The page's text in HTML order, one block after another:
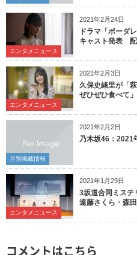
2021年2月24日
エンタメニュース
ドラマ「ボーダ
キャスト発表
2021年2月3日
エンタメニュース
久保史緒里が「
ぜひぜひ食べて」
2021年2月2日
月別掲載情報
乃木坂46：2021
2021年1月29日
エンタメニュース
3坂道合同ミス
遠藤さくら・森
コメントはこちら